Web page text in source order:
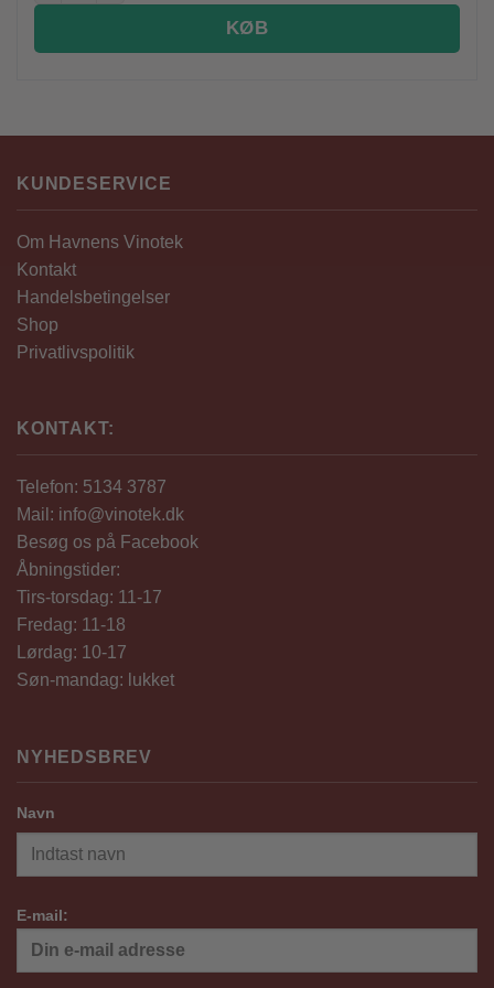
KØB
KUNDESERVICE
Om Havnens Vinotek
Kontakt
Handelsbetingelser
Shop
Privatlivspolitik
KONTAKT:
Telefon: 5134 3787
Mail: info@vinotek.dk
Besøg os på Facebook
Åbningstider:
Tirs-torsdag: 11-17
Fredag: 11-18
Lørdag: 10-17
Søn-mandag: lukket
NYHEDSBREV
Navn
E-mail: